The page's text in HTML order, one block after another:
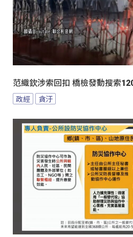
范織欽涉索回扣 橋檢發動搜索
政經 貪汙